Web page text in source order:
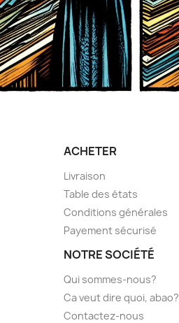
ACHETER
Livraison
Table des états
Conditions générales
Payement sécurisé
NOTRE SOCIÉTÉ
Qui sommes-nous?
Ca veut dire quoi, abao?
Contactez-nous